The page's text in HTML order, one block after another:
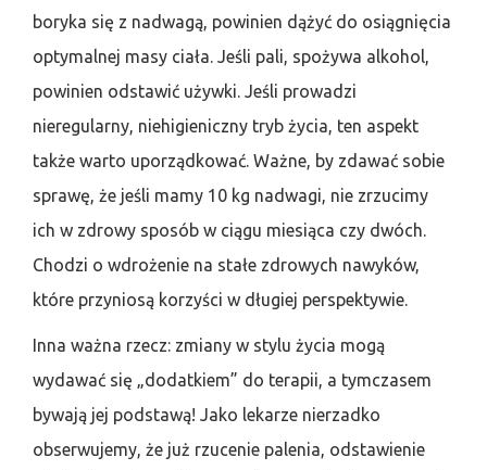
boryka się z nadwagą, powinien dążyć do osiągnięcia
optymalnej masy ciała. Jeśli pali, spożywa alkohol,
powinien odstawić używki. Jeśli prowadzi
nieregularny, niehigieniczny tryb życia, ten aspekt
także warto uporządkować. Ważne, by zdawać sobie
sprawę, że jeśli mamy 10 kg nadwagi, nie zrzucimy
ich w zdrowy sposób w ciągu miesiąca czy dwóch.
Chodzi o wdrożenie na stałe zdrowych nawyków,
które przyniosą korzyści w długiej perspektywie.
Inna ważna rzecz: zmiany w stylu życia mogą
wydawać się „dodatkiem” do terapii, a tymczasem
bywają jej podstawą! Jako lekarze nierzadko
obserwujemy, że już rzucenie palenia, odstawienie